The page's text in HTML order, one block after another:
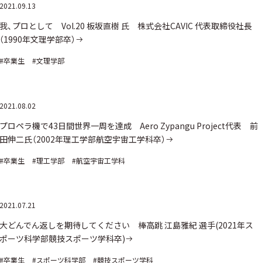
、プロとして Vol.20 板坂直樹 氏 株式会社CAVIC 代表取締役社長
1990年文理学部卒）
卒業生 #文理学部
ロペラ機で43日間世界一周を達成 Aero Zypangu Project代表 前
伸二氏（2002年理工学部航空宇宙工学科卒）
卒業生 #理工学部 #航空宇宙工学科
どんでん返しを期待してください 棒高跳 江島雅紀 選手(2021年ス
ーツ科学部競技スポーツ学科卒)
卒業生 #スポーツ科学部 #競技スポーツ学科